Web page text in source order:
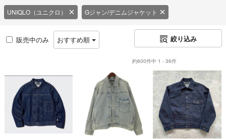
UNIQLO（ユニクロ） Gジャン/デニムジャケット
販売中のみ おすすめ順 絞り込み
約600件中 1 - 36件